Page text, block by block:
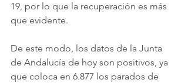
19, por lo que la recuperación es más
que evidente.
De este modo, los datos de la Junta
de Andalucía de hoy son positivos, ya
que coloca en 6.877 los parados de